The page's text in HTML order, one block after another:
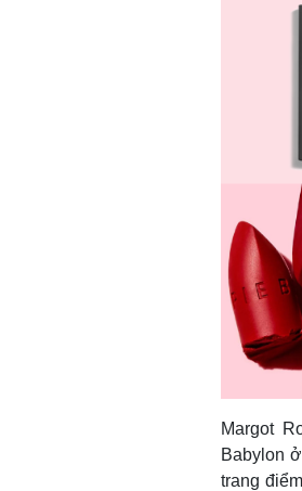
Margot
Babylon
trang